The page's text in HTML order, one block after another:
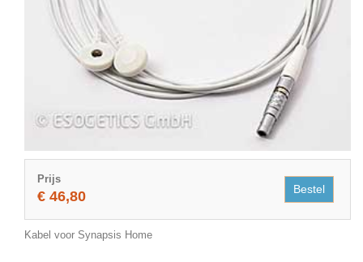
Prijs
€ 46,80 Bestel
Kabel voor Synapsis Home